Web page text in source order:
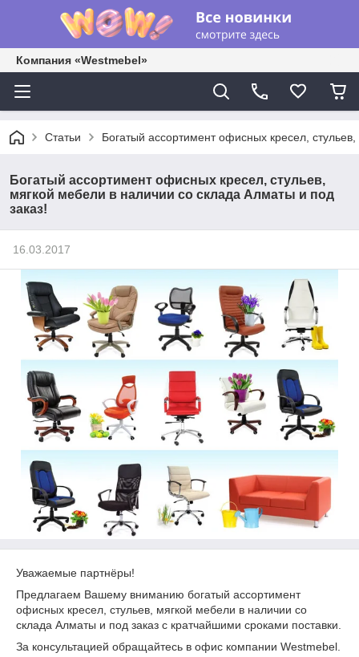
Компания «Westmebel»
Статьи Богатый ассортимент офисных кресел,
Богатый ассортимент офисных кресел, стульев,
мягкой мебели в наличии со склада Алматы и под
заказ!
16.03.2017
Уважаемые партнёры!
Предлагаем Вашему вниманию богатый ассортимент
офисных кресел, стульев, мягкой мебели в наличии со
склада Алматы и под заказ с кратчайшими сроками поставки.
За консультацией обращайтесь в офис компании Westmebel.